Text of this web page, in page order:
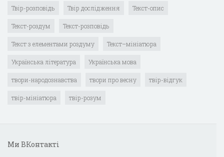
Твір-розповідь Твір дослідження Текст-опис
Текст-роздум Текст-розповідь
Текст з елементами роздуму Текст–мініатюра
Українська література Українська мова
твори-народознавства твори про весну твір-відгук
твір-мініатюра твір-розум
Ми ВКонтакті